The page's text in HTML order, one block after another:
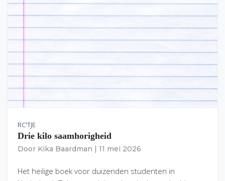
RC'TJE
Drie kilo saamhorigheid
Door Kika Baardman 11 mei 2026
Het heilige boek voor duizenden studenten in